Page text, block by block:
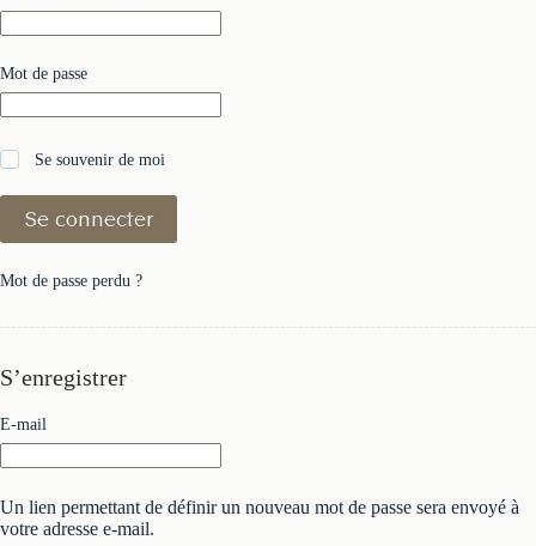
Mot de passe
Se souvenir de moi
Se connecter
Mot de passe perdu ?
S’enregistrer
E-mail
Un lien permettant de définir un nouveau mot de passe sera envoyé à
votre adresse e-mail.